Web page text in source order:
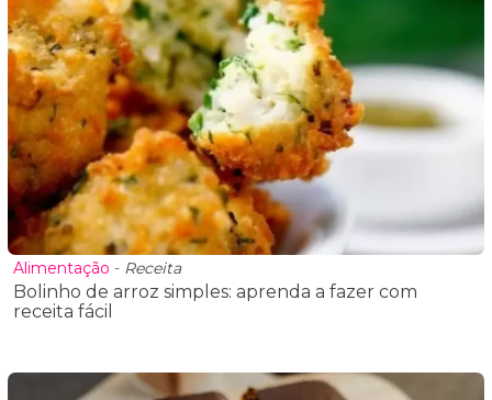
Alimentação - Receita
Bolinho de arroz simples: aprenda a fazer com
receita fácil